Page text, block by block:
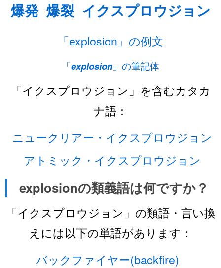
爆発 爆裂 イクスプロウジョン
「explosion」の例文
「explosion 」の筆記体
「イクスプロウジョン」を含むカタカ
ナ語：
ニュークリアー・イクスプロウジョン
アトミック・イクスプロウジョン
explosionの類義語は何ですか？
「イクスプロウジョン」の類語・言い換
えには以下の単語があります：
バックファイヤー(backfire)